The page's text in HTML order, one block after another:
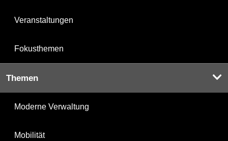
Veranstaltungen
Fokusthemen
Themen
Moderne Verwaltung
Mobilität